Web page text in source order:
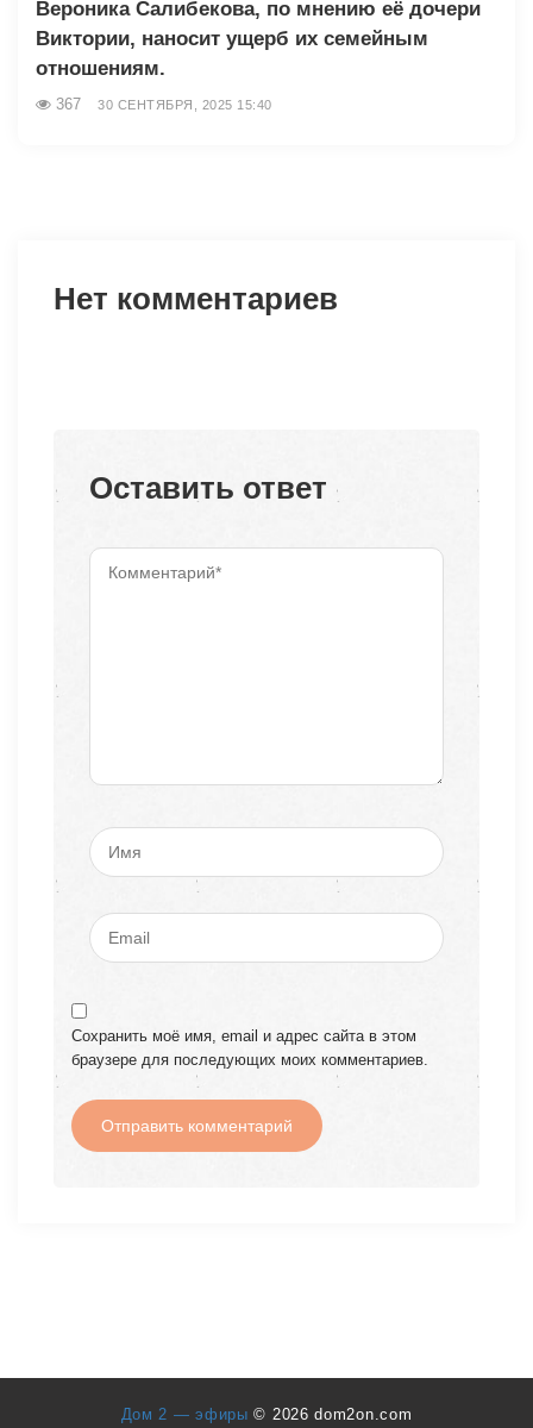
Вероника Салибекова, по мнению её дочери
Виктории, наносит ущерб их семейным
отношениям.
367 30 СЕНТЯБРЯ, 2025 15:40
Нет комментариев
Оставить ответ
Сохранить моё имя, email и адрес сайта в этом
браузере для последующих моих комментариев.
Дом 2 — эфиры© 2026 dom2on.com